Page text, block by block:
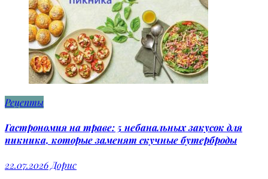
Рецепты
Гастрономия на траве: 5 небанальных закусок для
пикника, которые заменят скучные бутерброды
22.07.2026Дорис